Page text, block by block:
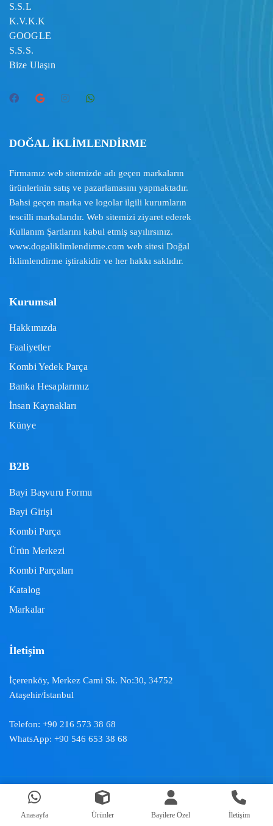
S.S.L
K.V.K.K
GOOGLE
S.S.S.
Bize Ulaşın
DOĞAL İKLİMLENDİRME
Firmamız web sitemizde adı geçen markaların
ürünlerinin satış ve pazarlamasını yapmaktadır.
Bahsi geçen marka ve logolar ilgili kurumların
tescilli markalarıdır. Web sitemizi ziyaret ederek
Kullanım Şartlarını kabul etmiş sayılırsınız.
www.dogaliklimlendirme.com web sitesi Doğal
İklimlendirme iştirakidir ve her hakkı saklıdır.
Kurumsal
Hakkımızda
Faaliyetler
Kombi Yedek Parça
Banka Hesaplarımız
İnsan Kaynakları
Künye
B2B
Bayi Başvuru Formu
Bayi Girişi
Kombi Parça
Ürün Merkezi
Kombi Parçaları
Katalog
Markalar
İletişim
İçerenköy, Merkez Cami Sk. No:30, 34752
Ataşehir/İstanbul
Telefon: +90 216 573 38 68
WhatsApp: +90 546 653 38 68
Doğal İklimlendirme ™ | 2024
Anasayfa Ürünler Bayilere Özel İletişim